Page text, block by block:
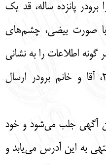
پانزده ساله، قد یک
با صورت بیضی، چشم‌های
اطلاعات را به نشانی
پاریس، بلوار اُرنانو، پلاک 21، آقا و خانم برودر ارسال
آگهی جلب می‌شود و خود
به این آدرس می‌یابد و